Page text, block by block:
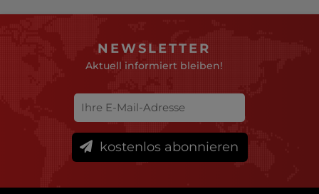
NEWSLETTER
Aktuell informiert bleiben!
kostenlos abonnieren